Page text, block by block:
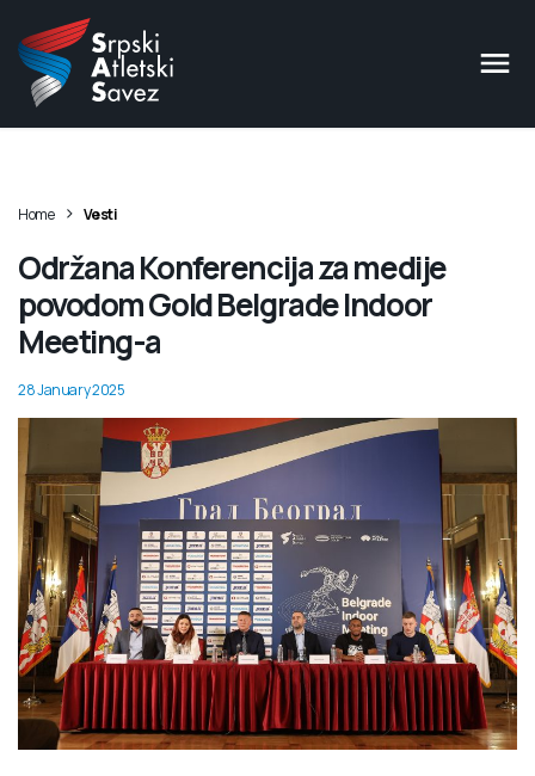
Home > Vesti
Održana Konferencija za medije
povodom Gold Belgrade Indoor
Meeting-a
28 January 2025